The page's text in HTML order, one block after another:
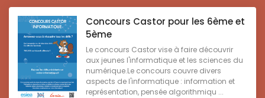
Concours Castor pour les 6ème et
5ème
Le concours Castor vise à faire découvrir
aux jeunes l'informatique et les sciences du
numérique.Le concours couvre divers
aspects de l'informatique : information et
représentation, pensée algorithmiqu ...